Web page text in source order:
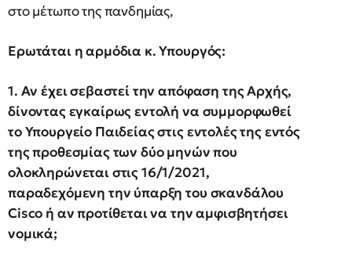
στο μέτωπο της πανδημίας,
Ερωτάται η αρμόδια κ. Υπουργός:
1. Αν έχει σεβαστεί την απόφαση της Αρχής,
δίνοντας εγκαίρως εντολή να συμμορφωθεί
το Υπουργείο Παιδείας στις εντολές της εντός
της προθεσμίας των δύο μηνών που
ολοκληρώνεται στις 16/1/2021,
παραδεχόμενη την ύπαρξη του σκανδάλου
Cisco ή αν προτίθεται να την αμφισβητήσει
νομικά;